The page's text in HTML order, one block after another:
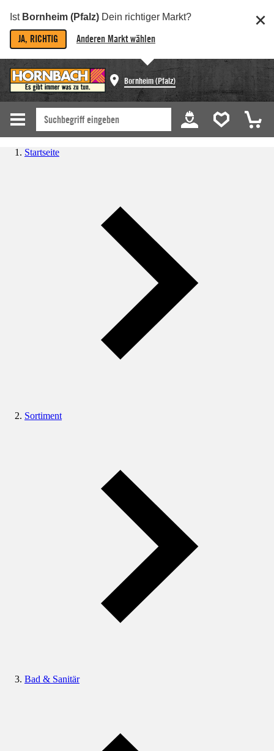
Ist Bornheim (Pfalz) Dein richtiger Markt?
JA, RICHTIG Anderen Markt wählen
Bornheim (Pfalz)
Startseite
Sortiment
Bad & Sanitär